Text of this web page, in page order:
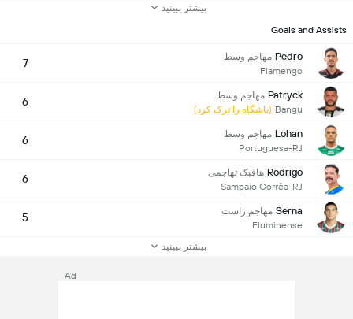
بیشتر ببینید
Goals and Assists
Pedro مهاجم وسط
Flamengo
7
Patryck مهاجم وسط
Bangu (باشگاه را ترک کرد)
6
Lohan مهاجم وسط
Portuguesa-RJ
6
Rodrigo هافبک تهاجمی
Sampaio Corrêa-RJ
6
Serna مهاجم راست
Fluminense
5
بیشتر ببینید
Ad